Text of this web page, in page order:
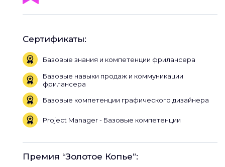
Сертификаты:
Базовые знания и компетенции фрилансера
Базовые навыки продаж и коммуникации
фрилансера
Базовые компетенции графического дизайнера
Project Manager - Базовые компетенции
Премия “Золотое Копье”: